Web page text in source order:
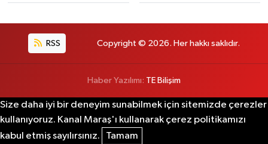
RSS Copyright © 2026. Her hakkı saklıdır.
Haber Yazılımı: TE Bilişim
Size daha iyi bir deneyim sunabilmek için sitemizde çerezler
kullanıyoruz. Kanal Maraş'ı kullanarak çerez politikamızı
kabul etmiş sayılırsınız.
Tamam